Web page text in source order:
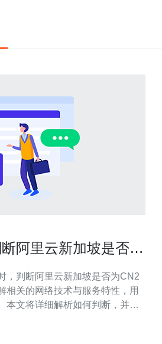
阿里云新加坡是否为
，判断阿里云新加坡是否为CN2
相关的网络技术与服务特性，用
本文将详细解析如何判断，并推
用户可以通过网络测试工具来判